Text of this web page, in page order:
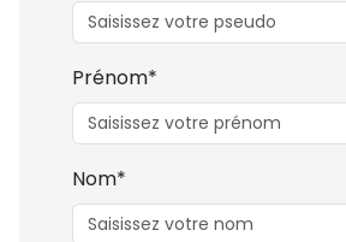
Prénom*
Nom*